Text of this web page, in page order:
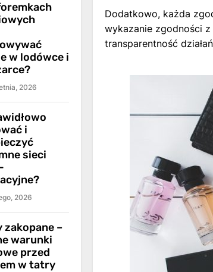
Dodatkowo, każda
wykazanie zgodności
transparentność
w lodówce i
2026
i
sieci
2026
zakopane –
warunki
przed
w tatry